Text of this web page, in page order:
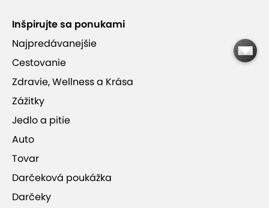
Moderná stomatologická ambulancia v tesnej
blízkosti Račianskeho mýta
Luxlite Europe s.r.o.
Inšpirujte sa ponukami
Najpredávanejšie
Cestovanie
Zdravie, Wellness a Krása
Zážitky
Jedlo a pitie
Auto
Tovar
Darčeková poukážka
Darčeky